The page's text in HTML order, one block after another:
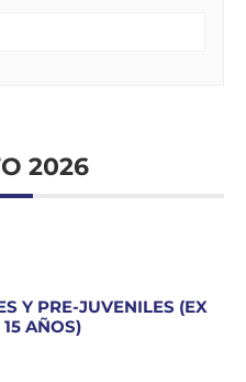
2026
Y PRE-JUVENILES (EX
AÑOS)